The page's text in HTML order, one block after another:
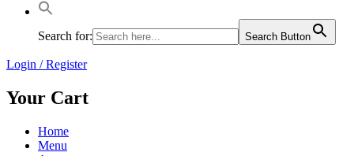
Search for: Search Button
Login / Register
Your Cart
Home
Menu